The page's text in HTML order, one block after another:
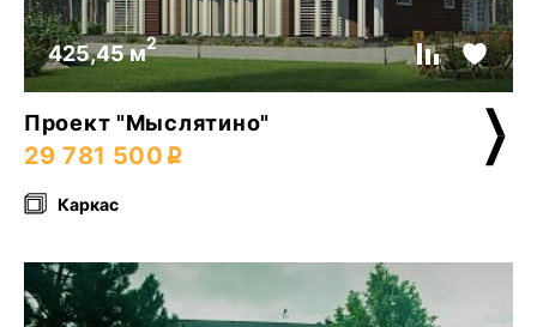
425,45 м2
Проект "Мыслятино"
29 781 500
Каркас